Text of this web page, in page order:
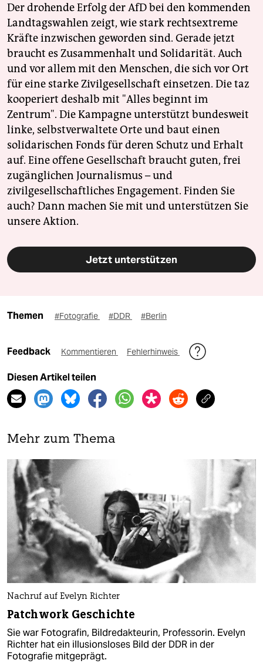
Der drohende Erfolg der AfD bei den kommenden
Landtagswahlen zeigt, wie stark rechtsextreme
Kräfte inzwischen geworden sind. Gerade jetzt
braucht es Zusammenhalt und Solidarität. Auch
und vor allem mit den Menschen, die sich vor Ort
für eine starke Zivilgesellschaft einsetzen. Die taz
kooperiert deshalb mit "Alles beginnt im
Zentrum". Die Kampagne unterstützt bundesweit
linke, selbstverwaltete Orte und baut einen
solidarischen Fonds für deren Schutz und Erhalt
auf. Eine offene Gesellschaft braucht guten, frei
zugänglichen Journalismus – und
zivilgesellschaftliches Engagement. Finden Sie
auch? Dann machen Sie mit und unterstützen Sie
unsere Aktion.
Jetzt unterstützen
Themen #Fotografie #DDR #Berlin
Feedback Kommentieren Fehlerhinweis
Diesen Artikel teilen
Mehr zum Thema
Nachruf auf Evelyn Richter
Patchwork Geschichte
Sie war Fotografin, Bildredakteurin, Professorin. Evelyn
Richter hat ein illusionsloses Bild der DDR in der
Fotografie mitgeprägt.